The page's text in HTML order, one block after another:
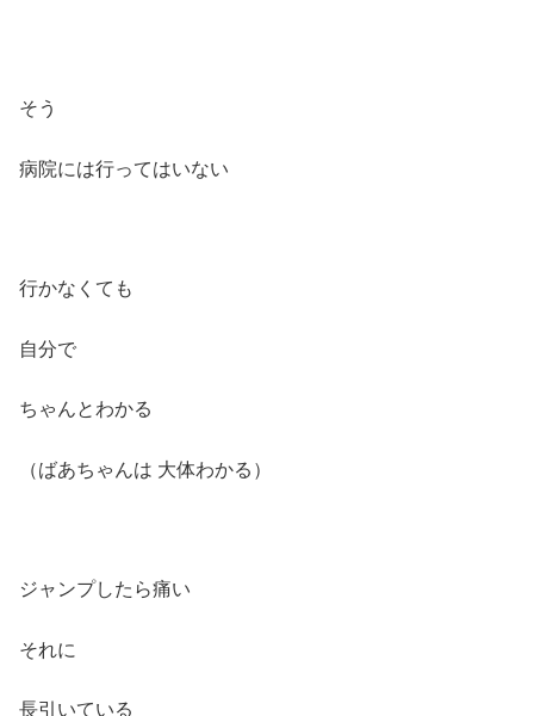
そう
病院には行ってはいない
行かなくても
自分で
ちゃんとわかる
（ばあちゃんは 大体わかる）
ジャンプしたら痛い
それに
長引いている